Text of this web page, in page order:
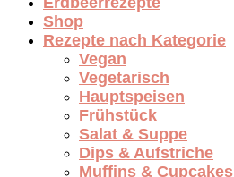
Shop
Rezepte nach Kategorie
Vegan
Vegetarisch
Hauptspeisen
Frühstück
Salat & Suppe
Dips & Aufstriche
Muffins & Cupcakes